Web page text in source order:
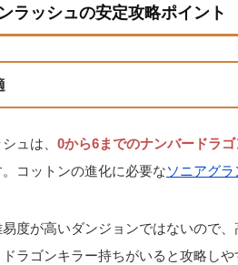
ラッシュの安定攻略ポイント
ュは、 0から6までのナンバードラ
コットンの進化に必要なソニアグラ
度が高いダンジョンではないので
ラゴンキラー持ちがいると攻略しや